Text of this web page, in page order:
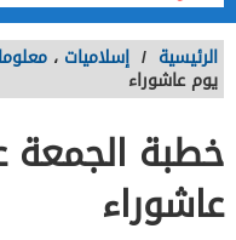
الرئيسية / إسلاميات ،
يوم عاشوراء
خطبة
عاشوراء